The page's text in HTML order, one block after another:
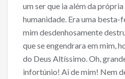
um ser que ia além da
humanidade. Era uma
mim desdenhosamente
que se engendrara em mim,
do Deus Altíssimo. Oh,
infortúnio! Ai de mim! Nem